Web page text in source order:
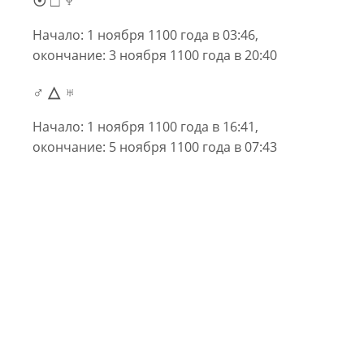
Начало: 1 ноября 1100 года в 03:46,
окончание: 3 ноября 1100 года в 20:40
♂ △ ♅
Начало: 1 ноября 1100 года в 16:41,
окончание: 5 ноября 1100 года в 07:43